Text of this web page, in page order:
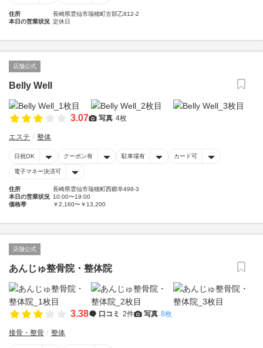
住所
長崎県雲仙市瑞穂町古部乙812-2
本日の営業状況 定休日
店舗公式
Belly Well
3.07 写真 4枚
エステ 整体
日祝OK クーポン有 駐車場有 カード可
電子マネー決済可
住所
長崎県雲仙市瑞穂町西郷辛498-3
本日の営業状況 10:00〜19:00
価格帯
￥2,160〜￥13,200
店舗公式
あんじゅ整骨院・整体院
3.38 口コミ 2件 写真 8枚
接骨・整骨 整体